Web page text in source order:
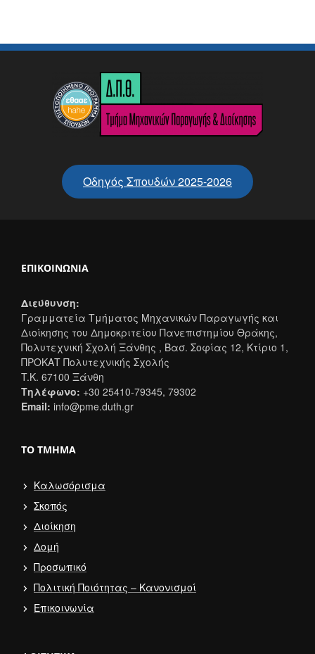
Οδηγός Σπουδών 2025-2026
ΕΠΙΚΟΙΝΩΝΊΑ
Διεύθυνση:
Γραμματεία Τμήματος Μηχανικών Παραγωγής και
Διοίκησης του Δημοκριτείου Πανεπιστημίου Θράκης,
Πολυτεχνική Σχολή Ξάνθης , Βασ. Σοφίας 12, Κτίριο 1,
ΠΡΟΚΑΤ Πολυτεχνικής Σχολής
T.K. 67100 Ξάνθη
Τηλέφωνο: +30 25410-79345, 79302
Email: info@pme.duth.gr
ΤΟ ΤΜΉΜΑ
Καλωσόρισμα
Σκοπός
Διοίκηση
Δομή
Προσωπικό
Πολιτική Ποιότητας – Κανονισμοί
Επικοινωνία